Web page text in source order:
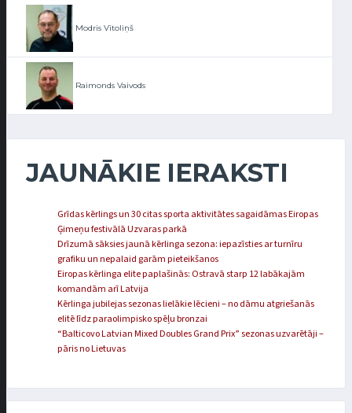
Modris Vītoliņš
Raimonds Vaivods
JAUNĀKIE IERAKSTI
Grīdas kērlings un 30 citas sporta aktivitātes sagaidāmas Eiropas
Ģimeņu festivālā Uzvaras parkā
Drīzumā sāksies jaunā kērlinga sezona: iepazīsties ar turnīru
grafiku un nepalaid garām pieteikšanos
Eiropas kērlinga elite paplašinās: Ostravā starp 12 labākajām
komandām arī Latvija
Kērlinga jubilejas sezonas lielākie lēcieni – no dāmu atgriešanās
elitē līdz paraolimpisko spēļu bronzai
“Balticovo Latvian Mixed Doubles Grand Prix” sezonas uzvarētāji –
pāris no Lietuvas